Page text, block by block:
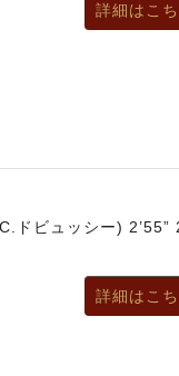
詳細はこ
ドビュッシー) 2’55”
詳細はこ